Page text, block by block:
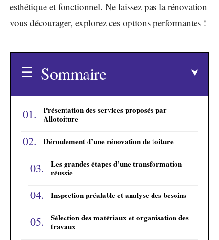
esthétique et fonctionnel. Ne laissez pas la rénovation
vous décourager, explorez ces options performantes !
Sommaire
Présentation des services proposés par
Allotoiture
Déroulement d’une rénovation de toiture
Les grandes étapes d’une transformation
réussie
Inspection préalable et analyse des besoins
Sélection des matériaux et organisation des
travaux